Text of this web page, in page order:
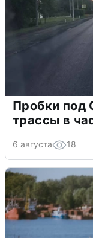
Пробки под
трассы в
6 августа 18